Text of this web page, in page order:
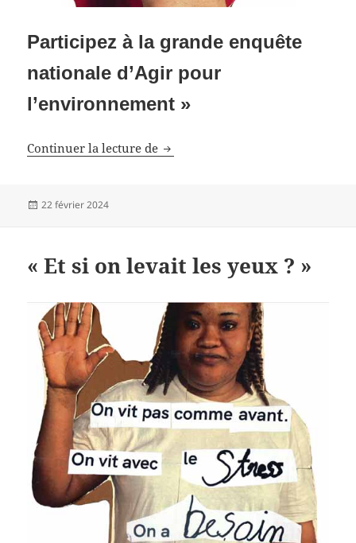
Participez à la grande enquête
nationale d’Agir pour
l’environnement »
Continuer la lecture de Etes-vous accro aux écrans ?
Publié
22 février 2024
« Et si on levait les yeux ? »